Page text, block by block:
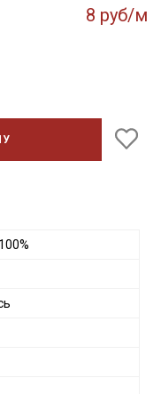
8 руб/м
на узкие